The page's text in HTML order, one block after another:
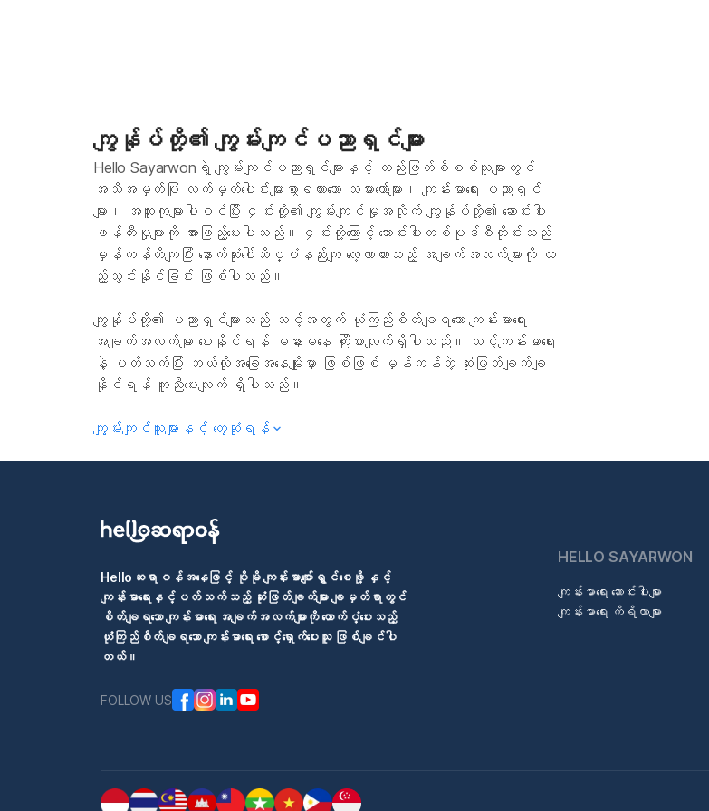
ကျွန်ုပ်တို့၏ ကျွမ်းကျင်ပညာရှင်များ
Hello Sayarwonရဲ့ ကျွမ်းကျင်ပညာရှင်များနှင့် တည်းဖြတ်စိစစ်သူများတွင်
အသိအမှတ်ပြု လက်မှတ်ပေါင်းများစွာရထားသော သမားတော်များ၊ ကျန်းမာရေး ပညာရှင်
များ၊ အထူးကုများပါဝင်ပြီး ၄င်းတို့၏ ကျွမ်းကျင်မှုအလိုက် ကျွန်ုပ်တို့၏ ဆောင်းပါး
ဖန်တီးမှုများကို အားဖြည့်ပေးပါသည်။ ၄င်းတို့ကြောင့် ဆောင်းပါးတစ်ပုဒ်စီတိုင်းသည်
မှန်ကန်တိကျပြီး နောက်ဆုံးပေါ်သိပ္ပံနည်းကျ လေ့လာထားသည့် အချက်အလက်များကို ထ
ည့်သွင်းနိုင်ခြင်း ဖြစ်ပါသည်။
ကျွန်ုပ်တို့၏ ပညာရှင်များသည် သင့်အတွက် ယုံကြည်စိတ်ချရသော ကျန်းမာရေး
အချက်အလက်များ ပေးနိုင်ရန် မနားမနေ ကြိုးစားလျက်ရှိပါသည်။ သင့်ကျန်းမာရေး
နဲ့ ပတ်သက်ပြီး ဘယ်လိုအခြေအနေမျိုးမှာ ဖြစ်ဖြစ် မှန်ကန်တဲ့ ဆုံးဖြတ်ချက်ချ
နိုင်ရန် ကူညီပေးလျက် ရှိပါသည်။
ကျွမ်းကျင်သူများနှင့် တွေ့ဆုံရန်
Helloဆရာဝန်အနေဖြင့် ပိုမို ကျန်းမာပျော်ရွှင်စေဖို့ နှင့်
ကျန်းမာရေးနှင့်ပတ်သက်သည့် ဆုံးဖြတ်ချက်များ ချမှတ်ရာတွင်
စိတ်ချရသော ကျန်းမာရေး အချက်အလက်များကို ထောက်ပံ့ပေးသည့်
ယုံကြည်စိတ်ချရသော ကျန်းမာရေး စောင့်ရှောက်ပေးသူ ဖြစ်ချင်ပါ
တယ်။
FOLLOW US
HELLO SAYARWON
ကျန်းမာရေး ဆောင်းပါးများ
ကျန်းမာရေး ကိရိယာများ